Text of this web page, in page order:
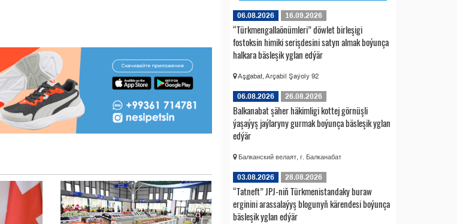
06.08.2026 16.09.2026
“Türkmengallaönümleri” döwlet birleşigi
fostoksin himiki serişdesini satyn almak boýunça
halkara bäsleşik yglan edýär
Aşgabat, Arçabil Şaýoly 92
06.08.2026 26.08.2026
Balkanabat şäher häkimligi kottej görnüşli
ýaşaýyş jaýlaryny gurmak boýunça bäsleşik yglan
edýär
Балканский велаят, г. Балканабат
03.08.2026 28.08.2026
“Tatneft” JPJ-niň Türkmenistandaky buraw
erginini arassalaýyş blogunyň kärendesi boýunça
bäsleşik yglan edýär